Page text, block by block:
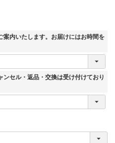
案内いたします。お届けにはお時間を
セル・返品・交換は受け付けており